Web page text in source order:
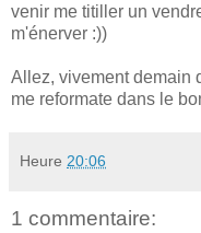
venir me titiller un
m'énerver :))
Allez, vivement demain
me reformate dans le
Heure 20:06
1 commentaire: